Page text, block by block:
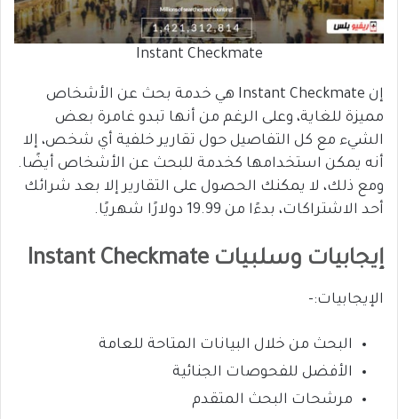
Instant Checkmate
إن Instant Checkmate هي خدمة بحث عن الأشخاص
مميزة للغاية، وعلى الرغم من أنها تبدو غامرة بعض
الشيء مع كل التفاصيل حول تقارير خلفية أي شخص، إلا
أنه يمكن استخدامها كخدمة للبحث عن الأشخاص أيضًا.
ومع ذلك، لا يمكنك الحصول على التقارير إلا بعد شرائك
أحد الاشتراكات، بدءًا من 19.99 دولارًا شهريًا.
إيجابيات وسلبيات Instant Checkmate
الإيجابيات:-
البحث من خلال البيانات المتاحة للعامة
الأفضل للفحوصات الجنائية
مرشحات البحث المتقدم